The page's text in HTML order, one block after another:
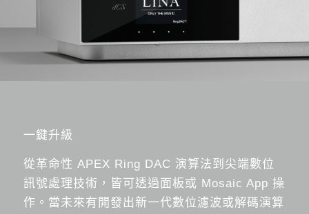
一鍵升級
從革命性 APEX Ring DAC 演算法到尖端數位
訊號處理技術，皆可透過面板或 Mosaic App 操
作。當未來有開發出新一代數位濾波或解碼演算